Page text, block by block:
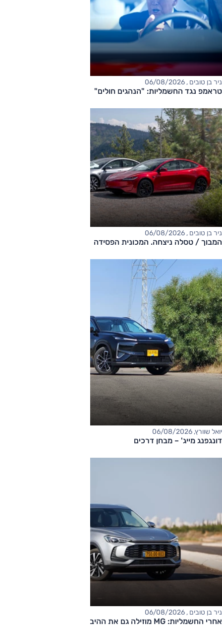
ניר בן טובים , 06/08/2026
טראמפ נגד החשמליות: "הנהגים חולים"
ניר בן טובים , 06/08/2026
המבוך / טסלה ניצחה. המכונית הפסידה
יואל שוורץ, 06/08/2026
דונגפנג מייג' – מבחן דרכים
ניר בן טובים , 06/08/2026
אחרי החשמליות: MG מוזילה גם את ההיברידיות